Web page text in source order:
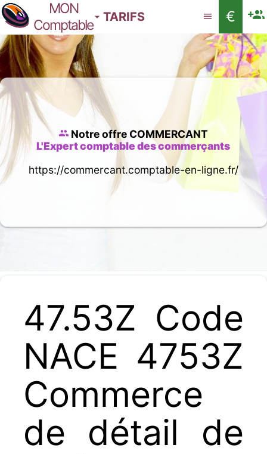
MON
Comptable
TARIFS €
Notre offre COMMERCANT
L'Expert comptable des commerçants
https://commercant.comptable-en-ligne.fr/
47.53Z Code
NACE 4753Z
Commerce
de détail de